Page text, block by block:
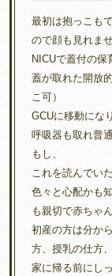
最初は抱っこも
ので顔も見れま
NICUで蓋付の保
蓋が取れた開放
こ可）
GCUに移動にな
呼吸器も取れ普
もし、
これを読んでい
色々と心配かも
も親切で赤ちゃ
初産の方は分か
方、授乳の仕方
家に帰る前にし